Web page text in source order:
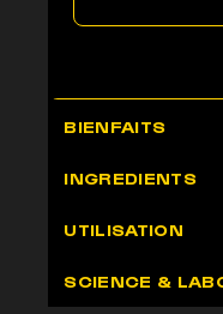
BIENFAITS
INGREDIENTS
UTILISATION
SCIENCE &